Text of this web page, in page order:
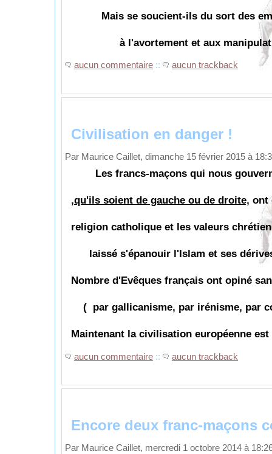
Mais se soucient-ils du sort des
à l'avortement et aux
aucun commentaire :: aucun trackback
Civilisation en danger !
Par Maurice Caillet, dimanche 15 février 2015 à
Les francs-maçons qui nous
,qu'ils soient de gauche ou de droite, ont
religion catholique et les valeurs
laissé s'épanouir l'Islam et ses
Nombre d'Evêques français ont opiné
( par gallicanisme, par irénisme, par
Maintenant la civilisation européenne est
aucun commentaire :: aucun trackback
Encore deux franc-maçons
Par Maurice Caillet, mercredi 1 octobre 2014 à